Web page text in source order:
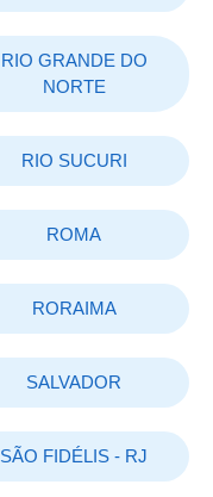
RIO GRANDE DO
NORTE
RIO SUCURI
ROMA
RORAIMA
SALVADOR
SÃO FIDÉLIS - RJ